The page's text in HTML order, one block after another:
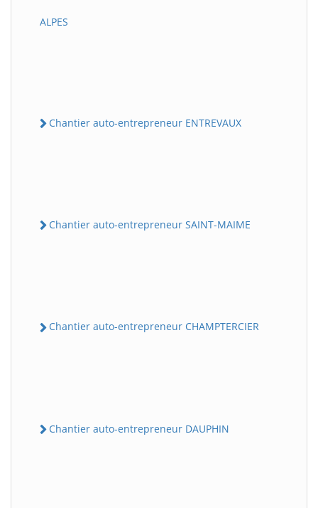
ALPES
Chantier auto-entrepreneur ENTREVAUX
Chantier auto-entrepreneur SAINT-MAIME
Chantier auto-entrepreneur CHAMPTERCIER
Chantier auto-entrepreneur DAUPHIN